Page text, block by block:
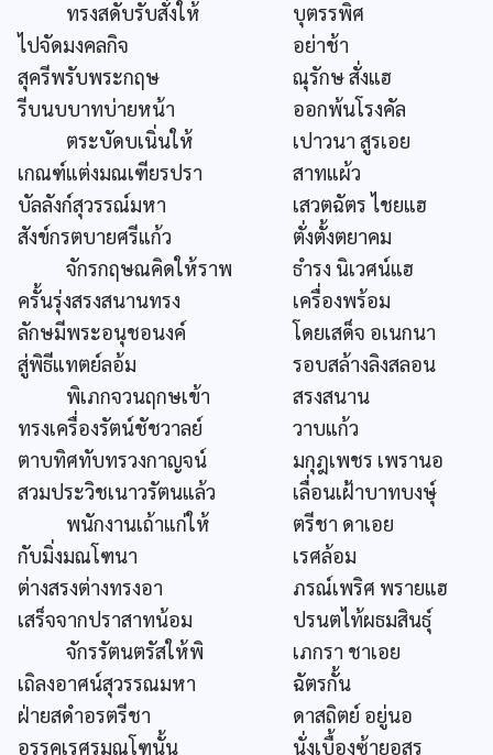
ทรงสดับรับสั่งให้
บุตรรพิศ
ไปจัดมงคลกิจ
อย่าช้า
สุครีพรับพระกฤษ
ณุรักษ สั่งแฮ
รีบนบบาทบ่ายหน้า
ออกพ้นโรงคัล
ตระบัดบเนิ่นให้
เปาวนา สูรเอย
เกณฑ์แต่งมณเฑียรปรา
สาทแผ้ว
บัลลังก์สุวรรณ์มหา
เสวตฉัตร ไชยแฮ
สังข์กรตบายศรีแก้ว
ตั่งตั้งตยาคม
จักรกฤษณคิดให้ราพ
ธำรง นิเวศน์แฮ
ครั้นรุ่งสรงสนานทรง
เครื่องพร้อม
ลักษมีพระอนุชอนงค์
โดยเสด็จ อเนกนา
สู่พิธีแทตย์ลอ้ม
รอบสล้างลิงสลอน
พิเภกจวนฤกษเข้า
สรงสนาน
ทรงเครื่องรัตน์ชัชวาลย์
วาบแก้ว
ตาบทิศทับทรวงกาญจน์
มกุฎเพชร เพรานอ
สวมประวิชเนาวรัตนแล้ว
เลื่อนเฝ้าบาทบงษุ์
พนักงานเถ้าแก่ให้
ตรีชา ดาเอย
กับมิ่งมณโฑนา
เรศล้อม
ต่างสรงต่างทรงอา
ภรณ์เพริศ พรายแฮ
เสร็จจากปราสาทน้อม
ปรนตไท้ผธมสินธุ์
จักรรัตนตรัสให้พิ
เภกรา ชาเอย
เถิลงอาศน์สุวรรณมหา
ฉัตรกั้น
ฝ่ายสดำอรตรีชา
ดาสถิตย์ อยู่นอ
อรรคเรศรมณโฑนั้น
นั่งเบื้องซ้ายอสูร